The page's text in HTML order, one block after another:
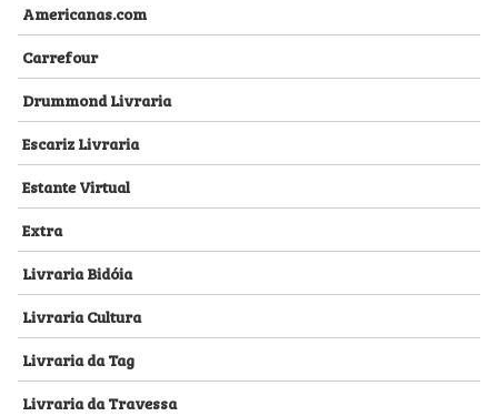
Americanas.com
Carrefour
Drummond Livraria
Escariz Livraria
Estante Virtual
Extra
Livraria Bidóia
Livraria Cultura
Livraria da Tag
Livraria da Travessa